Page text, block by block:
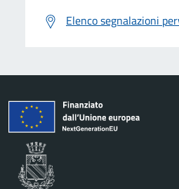
Elenco segnalazioni